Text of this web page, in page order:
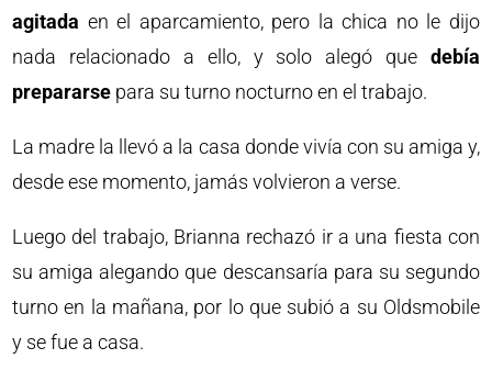
agitada en el aparcamiento, pero la chica no le dijo
nada relacionado a ello, y solo alegó que debía
prepararse para su turno nocturno en el trabajo.
La madre la llevó a la casa donde vivía con su amiga y,
desde ese momento, jamás volvieron a verse.
Luego del trabajo, Brianna rechazó ir a una fiesta con
su amiga alegando que descansaría para su segundo
turno en la mañana, por lo que subió a su Oldsmobile
y se fue a casa.